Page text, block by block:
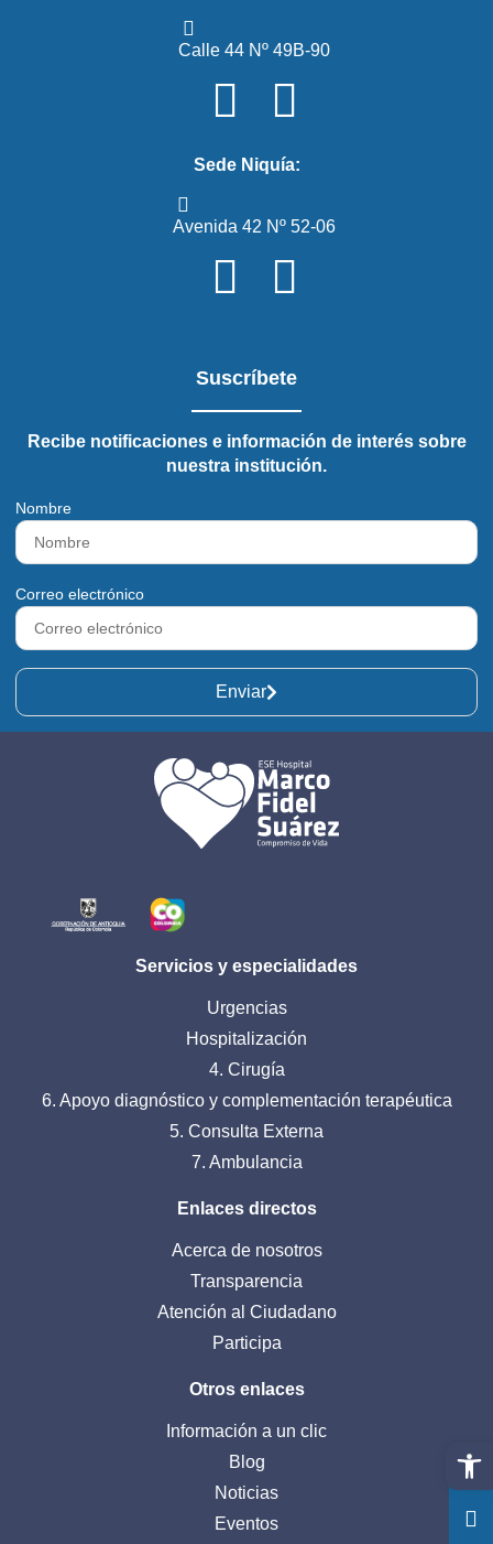
Abrir
Calle 44 Nº 49B-90
Sede Niquía:
Avenida 42 Nº 52-06
Suscríbete
Recibe notificaciones e información de interés sobre
nuestra institución.
Nombre
Correo electrónico
Enviar
Servicios y especialidades
Urgencias
Hospitalización
4. Cirugía
6. Apoyo diagnóstico y complementación terapéutica
5. Consulta Externa
7. Ambulancia
Enlaces directos
Acerca de nosotros
Transparencia
Atención al Ciudadano
Participa
Otros enlaces
Información a un clic
Blog
Noticias
Eventos